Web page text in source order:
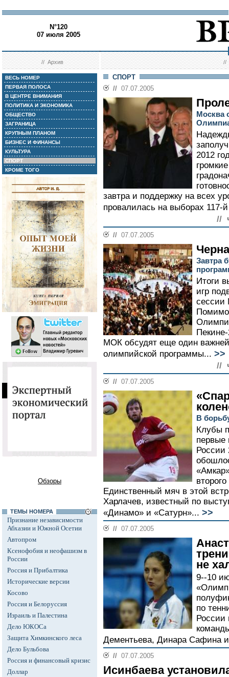
N°120
07 июля 2005
//Архив //
ВЕСЬ НОМЕР
ПЕРВАЯ ПОЛОСА
В ЦЕНТРЕ ВНИМАНИЯ
ПОЛИТИКА И ЭКОНОМИКА
ОБЩЕСТВО
ЗАГРАНИЦА
КРУПНЫМ ПЛАНОМ
БИЗНЕС И ФИНАНСЫ
КУЛЬТУРА
СПОРТ
КРОМЕ ТОГО
Обзоры
ТЕМЫ НОМЕРА
Признание независимости
Абхазии и Южной Осетии
Автопром
Ксенофобия и неофашизм в
России
Россия и Прибалтика
Исторические версии
Косово
Россия и Белоруссия
Израиль и Палестина
Дело ЮКОСа
Защита Химкинского леса
Дело Бульбова
Россия и финансовый кризис
Доллар
СПОРТ
// 07.07.2005
Москва
2012
завтра и поддержку на всех
провалилась на выборах
//
// 07.07.2005
Завтра
Итоги
игр
сессии
Помимо
МОК обсудят еще один
олимпийской программы... >>
//
// 07.07.2005
В
Клубы
первые
России
Единственный мяч в этой
Харлачев, известный по
«Динамо» и «Сатурн»... >>
// 07.07.2005
не
9--10
по
России
Дементьева, Динара Сафина
// 07.07.2005
Исинбаева